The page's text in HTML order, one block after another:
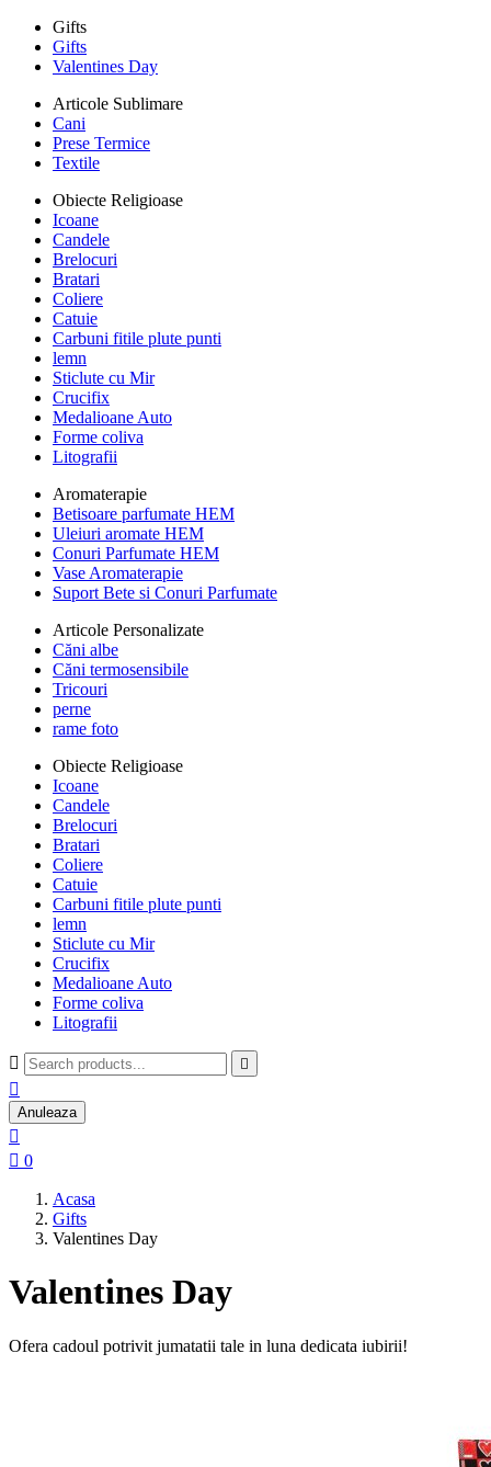
Gifts
Gifts
Valentines Day
Articole Sublimare
Cani
Prese Termice
Textile
Obiecte Religioase
Icoane
Candele
Brelocuri
Bratari
Coliere
Catuie
Carbuni fitile plute punti
lemn
Sticlute cu Mir
Crucifix
Medalioane Auto
Forme coliva
Litografii
Aromaterapie
Betisoare parfumate HEM
Uleiuri aromate HEM
Conuri Parfumate HEM
Vase Aromaterapie
Suport Bete si Conuri Parfumate
Articole Personalizate
Căni albe
Căni termosensibile
Tricouri
perne
rame foto
Obiecte Religioase
Icoane
Candele
Brelocuri
Bratari
Coliere
Catuie
Carbuni fitile plute punti
lemn
Sticlute cu Mir
Crucifix
Medalioane Auto
Forme coliva
Litografii
 

Anuleaza

 0
Acasa
Gifts
Valentines Day
Valentines Day
Ofera cadoul potrivit jumatatii tale in luna dedicata iubirii!